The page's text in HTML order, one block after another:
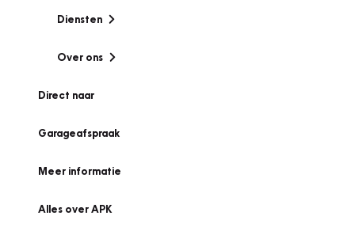
Diensten
Over ons
Direct naar
Garageafspraak
Meer informatie
Alles over APK